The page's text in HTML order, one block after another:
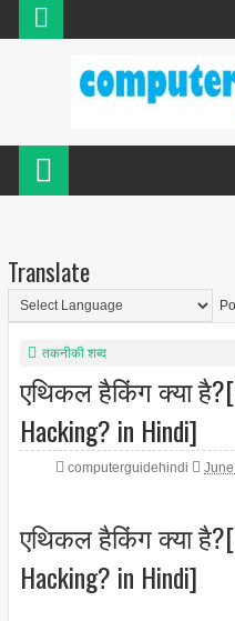
Translate
तकनीकी शब्द
एथिकल हैकिंग क्या
Hacking? in Hindi]
computerguidehindi
एथिकल हैकिंग क्या
Hacking? in Hindi]